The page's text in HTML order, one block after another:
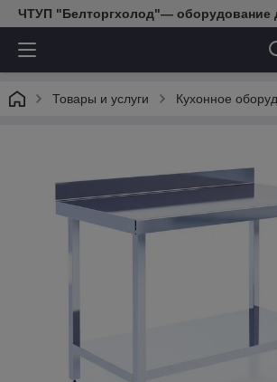
ЧТУП "Белторгхолод"— оборудование
Товары и услуги Кухонное